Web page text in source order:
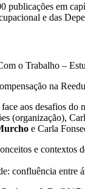
publicações em
e das
o Trabalho –
aos desafios do
(organização),
e Carla
e contextos